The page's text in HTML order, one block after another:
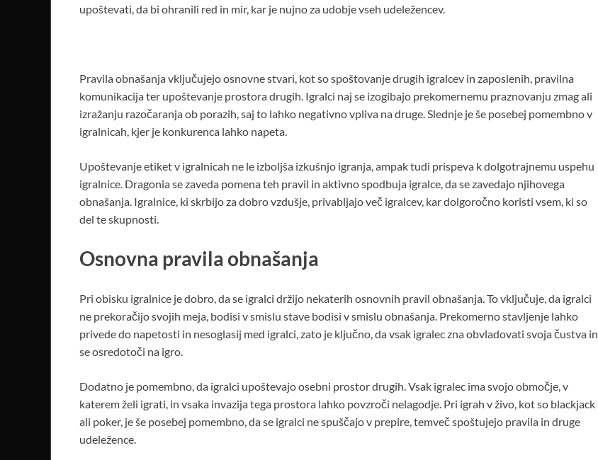
upoštevati, da bi ohranili red in mir, kar je nujno za udobje vseh udeležencev.
Pravila obnašanja vključujejo osnovne stvari, kot so spoštovanje drugih igralcev in zaposlenih, pravilna
komunikacija ter upoštevanje prostora drugih. Igralci naj se izogibajo prekomernemu praznovanju zmag ali
izražanju razočaranja ob porazih, saj to lahko negativno vpliva na druge. Slednje je še posebej pomembno v
igralnicah, kjer je konkurenca lahko napeta.
Upoštevanje etiket v igralnicah ne le izboljša izkušnjo igranja, ampak tudi prispeva k dolgotrajnemu uspehu
igralnice. Dragonia se zaveda pomena teh pravil in aktivno spodbuja igralce, da se zavedajo njihovega
obnašanja. Igralnice, ki skrbijo za dobro vzdušje, privabljajo več igralcev, kar dolgoročno koristi vsem, ki so
del te skupnosti.
Osnovna pravila obnašanja
Pri obisku igralnice je dobro, da se igralci držijo nekaterih osnovnih pravil obnašanja. To vključuje, da igralci
ne prekoračijo svojih meja, bodisi v smislu stave bodisi v smislu obnašanja. Prekomerno stavljenje lahko
privede do napetosti in nesoglasij med igralci, zato je ključno, da vsak igralec zna obvladovati svoja čustva in
se osredotoči na igro.
Dodatno je pomembno, da igralci upoštevajo osebni prostor drugih. Vsak igralec ima svojo območje, v
katerem želi igrati, in vsaka invazija tega prostora lahko povzroči nelagodje. Pri igrah v živo, kot so blackjack
ali poker, je še posebej pomembno, da se igralci ne spuščajo v prepire, temveč spoštujejo pravila in druge
udeležence.